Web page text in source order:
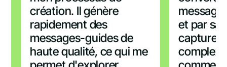
création. Il génère
rapidement des
messages-guides de
haute qualité, ce qui me
et par sa
capturer